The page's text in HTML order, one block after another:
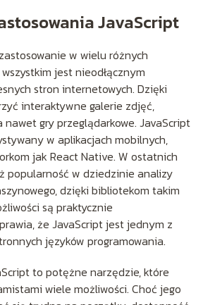
JavaScript
w wielu różnych
jest nieodłącznym
stron internetowych. Dzięki
interaktywne galerie zdjęć,
gry przeglądarkowe. JavaScript
w aplikacjach mobilnych,
jak React Native. W ostatnich
popularność w dziedzinie analizy
dzięki bibliotekom takim
są praktycznie
że JavaScript jest jednym z
języków programowania.
to potężne narzędzie, które
wiele możliwości. Choć jego